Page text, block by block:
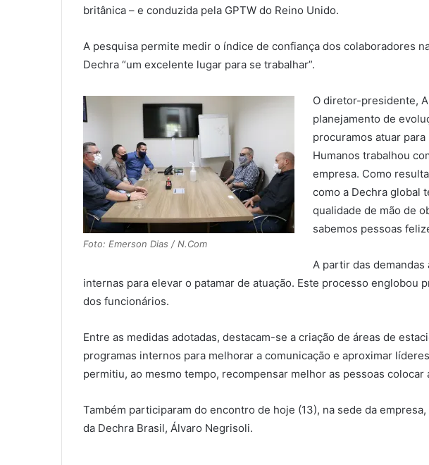
britânica – e conduzida pela GPTW do Reino Unido.
A pesquisa permite medir o índice de confiança dos colaboradores
Dechra “um excelente lugar para se trabalhar”.
Foto: Emerson Dias / N.Com
O diretor-presidente,
planejamento de
procuramos atuar
Humanos trabalhou
empresa. Como
como a Dechra global
qualidade de mão de
sabemos pessoas
A partir das
internas para elevar o patamar de atuação. Este processo
dos funcionários.
Entre as medidas adotadas, destacam-se a criação de áreas de
programas internos para melhorar a comunicação e aproximar
permitiu, ao mesmo tempo, recompensar melhor as pessoas
Também participaram do encontro de hoje (13), na sede da
da Dechra Brasil, Álvaro Negrisoli.